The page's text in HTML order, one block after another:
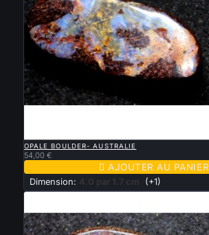
OPALE BOULDER- AUSTRALIE
54,00 €
 AJOUTER AU PANIER
Dimension: 4.0 par 1.7 cm (+1)